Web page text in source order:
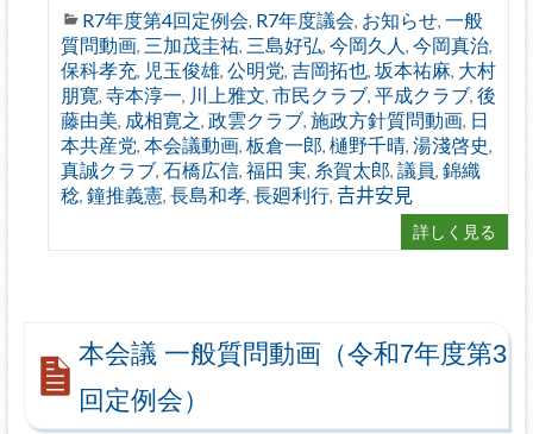
R7年度第4回定例会, R7年度議会, お知らせ, 一般
質問動画, 三加茂圭祐, 三島好弘, 今岡久人 , 今岡真治,
保科孝充, 児玉俊雄, 公明党, 吉岡拓也, 坂本祐麻, 大村
朋寛, 寺本淳一, 川上雅文, 市民クラブ, 平成クラブ, 後
藤由美, 成相寛之, 政雲クラブ, 施政方針質問動画, 日
本共産党, 本会議動画, 板倉一郎, 樋野千晴, 湯淺啓史,
真誠クラブ, 石橋広信, 福田 実, 糸賀太郎, 議員, 錦織
稔, 鐘推義憲, 長島和孝, 長廻利行, 𠮷井安見
詳しく見る
本会議 一般質問動画（令和7年度第3
回定例会）